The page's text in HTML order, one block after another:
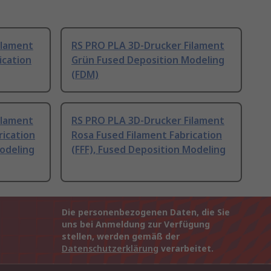
RS PRO PLA 3D-Drucker Filament
Grün Fused Deposition Modeling
(FDM)
RS PRO PLA 3D-Drucker Filament
Rosa Fused Filament Fabrication
(FFF), Fused Deposition Modeling
Die personenbezogenen Daten, die Sie
uns bei Anmeldung zur Verfügung
stellen, werden gemäß der
Datenschutzerklärung verarbeitet.